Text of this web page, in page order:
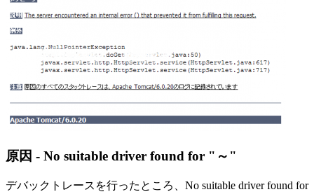
原因 - No suitable driver found for "～"
デバックトレースを行ったところ、No suitable driver found for